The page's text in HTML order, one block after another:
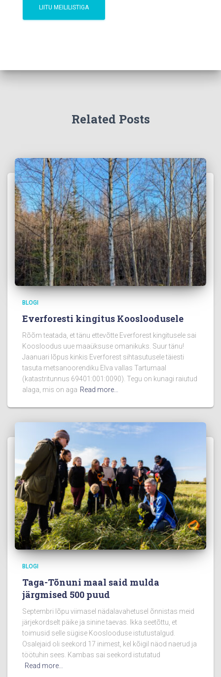
Related Posts
BLOGI
Everforesti kingitus Koosloodusele
Rõõm teatada, et tänu ettevõtte Everforest kingitusele sai
Koosloodus uue maaüksuse omanikuks. Suur tänu!
Jaanuari lõpus kinkis Everforest sihtasutusele täiesti
tasuta metsanoorendiku Elva vallas Tartumaal
(katastritunnus 69401:001:0090). Tegu on kunagi raiutud
alaga, mis on aga Read more…
BLOGI
Taga-Tõnuni maal said mulda
järgmised 500 puud
Septembri lõpu viimasel nädalavahetusel õnnistas meid
järjekordselt päike ja sinine taevas. Ikka seetõttu, et
toimusid selle sügise Kooslooduse istutustalgud.
Osalejaid oli seekord 17 inimest, kel kõigil näod naerud ja
töötuhin sees. Kambas sai seekord istutatud
Read more…